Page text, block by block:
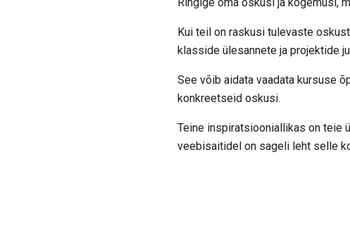
Kui teil on raskusi tulevaste
klasside ülesannete ja projektide
See võib aidata vaadata kursuse
konkreetseid oskusi.
Teine inspiratsiooniallikas on teie
veebisaitidel on sageli leht selle